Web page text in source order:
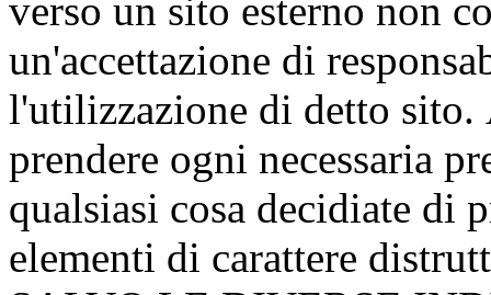
verso un sito esterno non
un'accettazione di
l'utilizzazione di detto
prendere ogni necessaria
qualsiasi cosa decidiate di
elementi di carattere